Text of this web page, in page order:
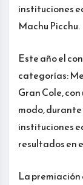
instituciones
Machu Picchu.
Este año el
categorías:
Gran Cole,
modo,
instituciones
resultados en
La premiación